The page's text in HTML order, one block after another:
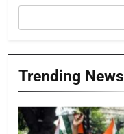
Trending News